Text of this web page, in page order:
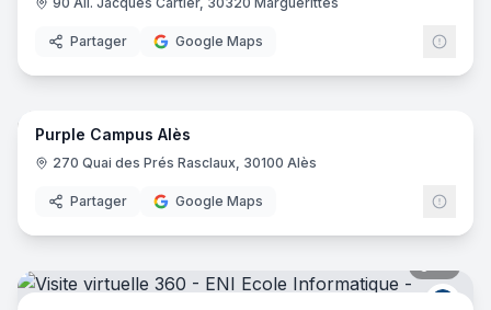
Partager Google Maps
20
Purple Campus Alès
270 Quai des Prés Rasclaux, 30100 Alès
Partager Google Maps
ENI